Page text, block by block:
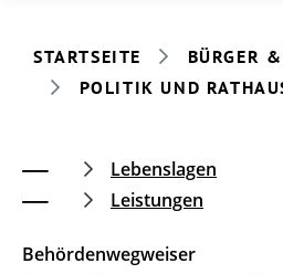
STARTSEITE
BÜRGER
POLITIK UND
Lebenslagen
Leistungen
Behördenwegweiser